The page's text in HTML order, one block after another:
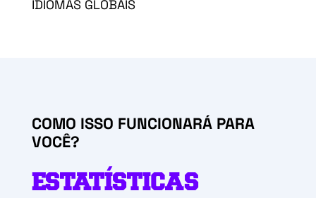
IDIOMAS GLOBAIS
COMO ISSO FUNCIONARÁ PARA
VOCÊ?
ESTATÍSTICAS